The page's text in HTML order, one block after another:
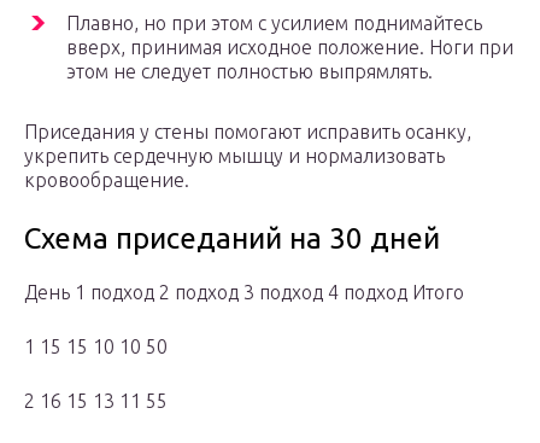
Плавно, но при этом с усилием поднимайтесь
вверх, принимая исходное положение. Ноги при
этом не следует полностью выпрямлять.
Приседания у стены помогают исправить осанку,
укрепить сердечную мышцу и нормализовать
кровообращение.
Схема приседаний на 30 дней
День 1 подход 2 подход 3 подход 4 подход Итого
1 15 15 10 10 50
2 16 15 13 11 55